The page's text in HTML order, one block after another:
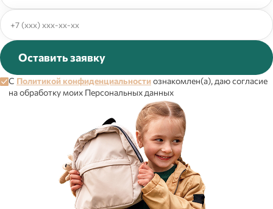
С Политикой конфиденциальностиознакомлен(а), даю согласие
на обработку моих Персональных данных
Оставить заявку